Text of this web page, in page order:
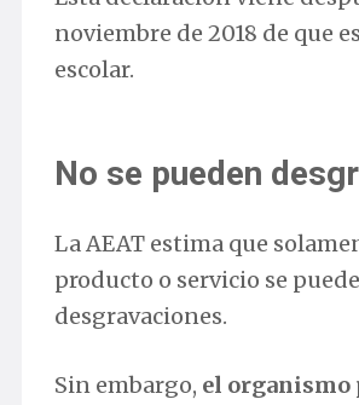
noviembre de 2018 de que
escolar.
No se pueden
La AEAT estima que
producto o servicio se
desgravaciones.
Sin embargo, el organismo